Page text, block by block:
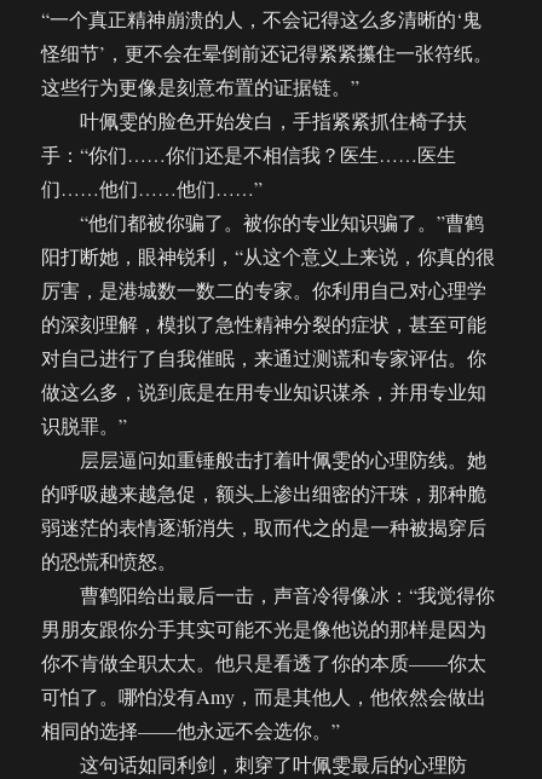
“一个真正精神崩溃的人，不会记得这么多清晰的‘鬼
怪细节’，更不会在晕倒前还记得紧紧攥住一张符纸。
这些行为更像是刻意布置的证据链。”
叶佩雯的脸色开始发白，手指紧紧抓住椅子扶
手：“你们……你们还是不相信我？医生……医生
们……他们……他们……”
“他们都被你骗了。被你的专业知识骗了。”曹鹤
阳打断她，眼神锐利，“从这个意义上来说，你真的很
厉害，是港城数一数二的专家。你利用自己对心理学
的深刻理解，模拟了急性精神分裂的症状，甚至可能
对自己进行了自我催眠，来通过测谎和专家评估。你
做这么多，说到底是在用专业知识谋杀，并用专业知
识脱罪。”
层层逼问如重锤般击打着叶佩雯的心理防线。她
的呼吸越来越急促，额头上渗出细密的汗珠，那种脆
弱迷茫的表情逐渐消失，取而代之的是一种被揭穿后
的恐慌和愤怒。
曹鹤阳给出最后一击，声音冷得像冰：“我觉得你
男朋友跟你分手其实可能不光是像他说的那样是因为
你不肯做全职太太。他只是看透了你的本质——你太
可怕了。哪怕没有Amy，而是其他人，他依然会做出
相同的选择——他永远不会选你。”
这句话如同利剑，刺穿了叶佩雯最后的心理防